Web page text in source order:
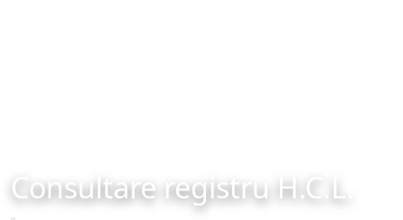
Consultare registru H.C.L.